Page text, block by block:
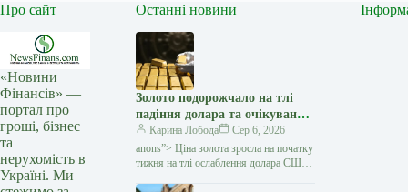
Про сайт
«Новини
Фінансів» —
портал про
гроші, бізнес
та
нерухомість в
Україні. Ми
Останні новини
Золото подорожчало на тлі
падіння долара та очікувань
переговорів США з Іраном —
Мінфін
Карина Лобода
Сер 6, 2026
anons”> Ціна золота зросла на початку
тижня на тлі ослаблення долара США